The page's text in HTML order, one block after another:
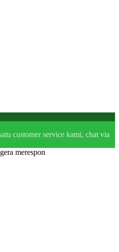
customer service kami, chat via
merespon